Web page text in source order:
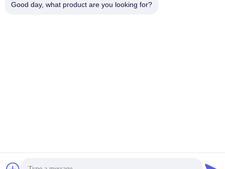
Adresse
Fournisseur. © de Copyright -2026 Northern Lights (Guangzhou)
Good day, what product are you looking for?